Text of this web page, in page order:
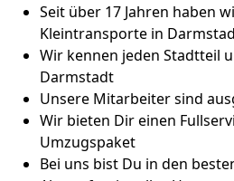
Seit über 17 Jahren haben
Kleintransporte in
Wir kennen jeden Stadtteil
Darmstadt
Unsere Mitarbeiter sind
Wir bieten Dir einen
Umzugspaket
Bei uns bist Du in den